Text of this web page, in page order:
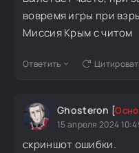
вовремя игры при
Миссия Крым с читом
Ответить
Ghosteron [
15 апреля 2024
скриншот ошибки.